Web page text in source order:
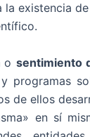
existencia
o sentimiento
programas
de ellos
en sí